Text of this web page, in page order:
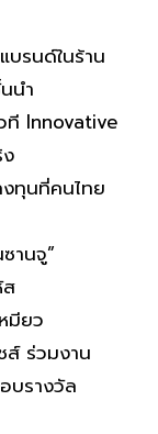
บรนด์ในร้าน
นำ
ที Innovative
งทุนที่คนไทย
านจู”
มียว
ร่วมงาน
บรางวัล